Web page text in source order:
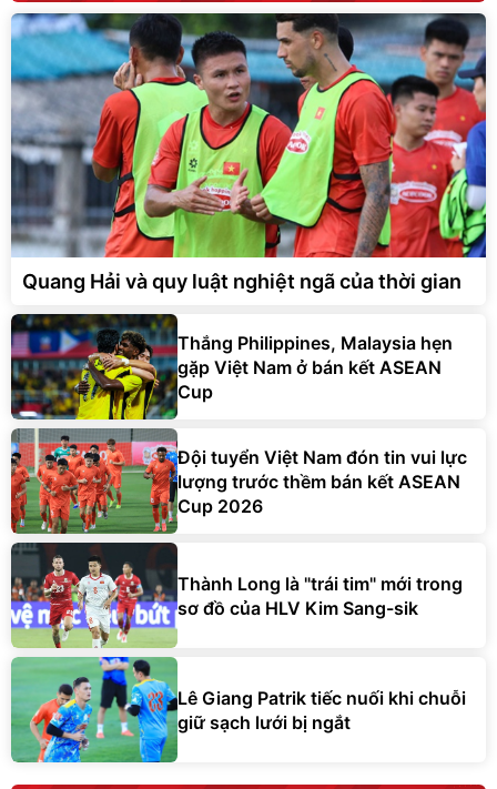
Quang Hải và quy luật nghiệt ngã của thời gian
Thắng Philippines, Malaysia hẹn
gặp Việt Nam ở bán kết ASEAN
Cup
Đội tuyển Việt Nam đón tin vui lực
lượng trước thềm bán kết ASEAN
Cup 2026
Thành Long là "trái tim" mới trong
sơ đồ của HLV Kim Sang-sik
Lê Giang Patrik tiếc nuối khi chuỗi
giữ sạch lưới bị ngắt